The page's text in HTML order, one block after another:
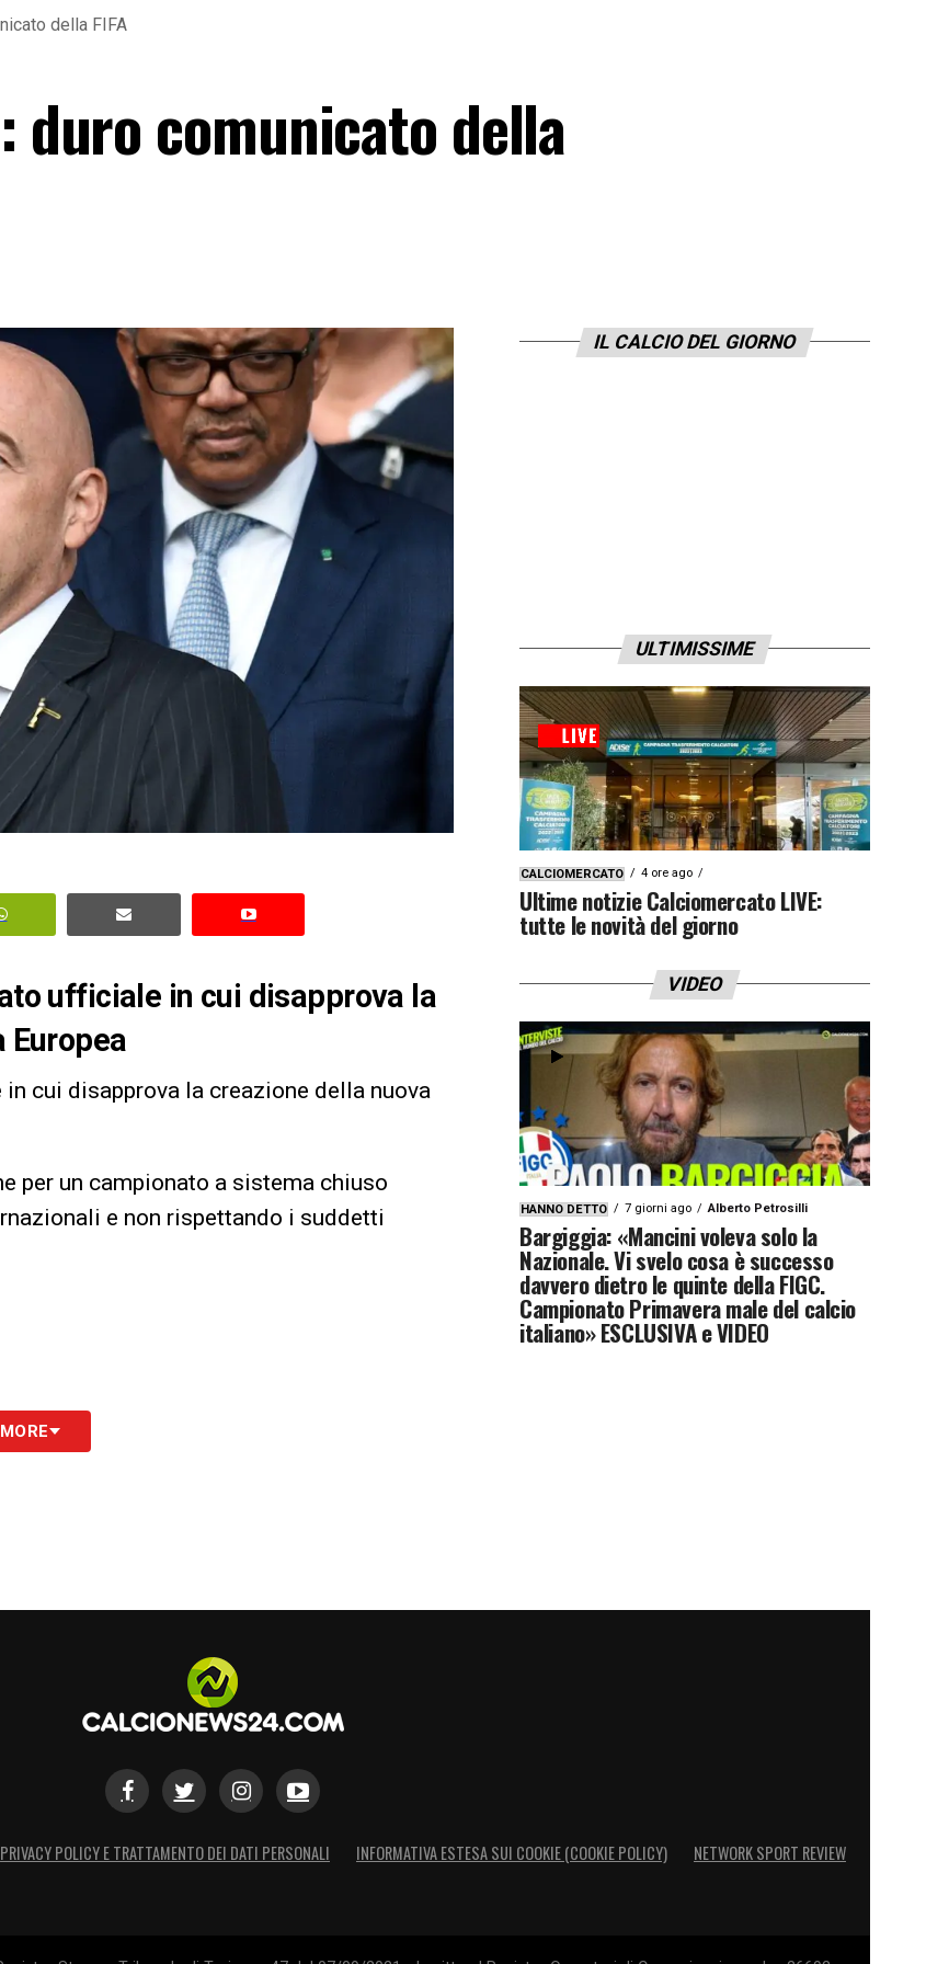
della FIFA
duro comunicato della
ufficiale in cui disapprova la
Europea
cui disapprova la creazione della nuova
per un campionato a sistema chiuso
e non rispettando i suddetti
IL CALCIO DEL GIORNO
ULTIMISSIME
CALCIOMERCATO 4 ore ago
Ultime notizie Calciomercato LIVE:
tutte le novità del giorno
VIDEO
HANNO DETTO 7 giorni ago Alberto Petrosilli
Bargiggia: «Mancini voleva solo la
Nazionale. Vi svelo cosa è successo
davvero dietro le quinte della FIGC.
Campionato Primavera male del calcio
italiano» ESCLUSIVA e VIDEO
PRIVACY POLICY E TRATTAMENTO DEI DATI PERSONALI INFORMATIVA ESTESA SUI COOKIE (COOKIE POLICY) NETWORK SPORT REVIEW